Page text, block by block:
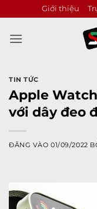
qua
nội
Giới thiệu
TIN TỨC
Apple
với dây đeo
ĐĂNG VÀO01/09/2022